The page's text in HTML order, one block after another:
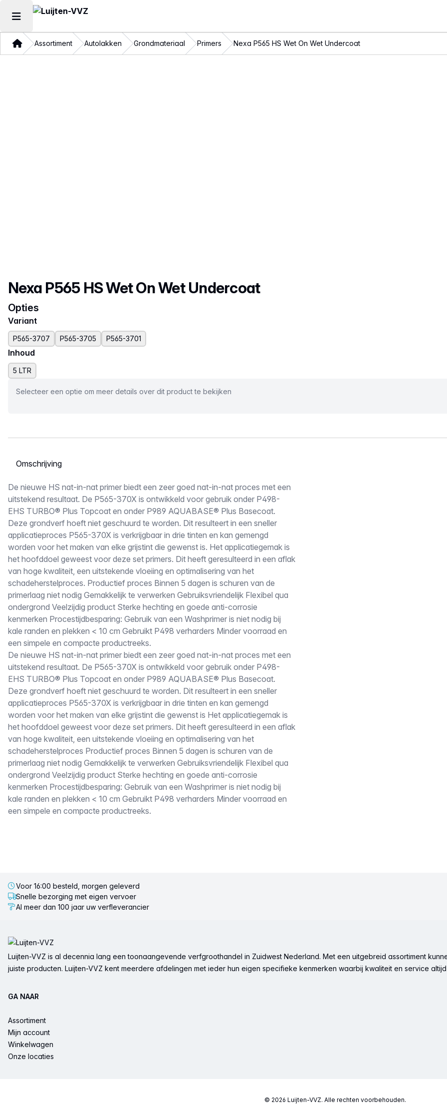
Hoofdmenu openen
ThuisAssortiment Autolakken Grondmateriaal Primers Nexa P565 HS Wet On Wet Undercoat
Productnaam
Nexa P565 HS Wet On Wet Undercoat
Opties
Variant
P565-3707 P565-3705 P565-3701
Inhoud
5 LTR
Selecteer een optie om meer details over dit product te bekijken
Selecteer een tabblad
Omschrijving
De nieuwe HS nat-in-nat primer biedt een zeer goed nat-in-nat proces met een
uitstekend resultaat. De P565-370X is ontwikkeld voor gebruik onder P498-
EHS TURBO® Plus Topcoat en onder P989 AQUABASE® Plus Basecoat.
Deze grondverf hoeft niet geschuurd te worden. Dit resulteert in een sneller
applicatieproces P565-370X is verkrijgbaar in drie tinten en kan gemengd
worden voor het maken van elke grijstint die gewenst is. Het applicatiegemak is
het hoofddoel geweest voor deze set primers. Dit heeft geresulteerd in een aflak
van hoge kwaliteit, een uitstekende vloeiing en optimalisering van het
schadeherstelproces. Productief proces Binnen 5 dagen is schuren van de
primerlaag niet nodig Gemakkelijk te verwerken Gebruiksvriendelijk Flexibel qua
ondergrond Veelzijdig product Sterke hechting en goede anti-corrosie
kenmerken Procestijdbesparing: Gebruik van een Washprimer is niet nodig bij
kale randen en plekken < 10 cm Gebruikt P498 verharders Minder voorraad en
een simpele en compacte productreeks.
De nieuwe HS nat-in-nat primer biedt een zeer goed nat-in-nat proces met een
uitstekend resultaat. De P565-370X is ontwikkeld voor gebruik onder P498-
EHS TURBO® Plus Topcoat en onder P989 AQUABASE® Plus Basecoat.
Deze grondverf hoeft niet geschuurd te worden. Dit resulteert in een sneller
applicatieproces P565-370X is verkrijgbaar in drie tinten en kan gemengd
worden voor het maken van elke grijstint die gewenst is Het applicatiegemak is
het hoofddoel geweest voor deze set primers. Dit heeft geresulteerd in een aflak
van hoge kwaliteit, een uitstekende vloeiing en optimalisering van het
schadeherstelproces Productief proces Binnen 5 dagen is schuren van de
primerlaag niet nodig Gemakkelijk te verwerken Gebruiksvriendelijk Flexibel qua
ondergrond Veelzijdig product Sterke hechting en goede anti-corrosie
kenmerken Procestijdbesparing: Gebruik van een Washprimer is niet nodig bij
kale randen en plekken < 10 cm Gebruikt P498 verharders Minder voorraad en
een simpele en compacte productreeks.
Voor 16:00 besteld, morgen geleverd
Snelle bezorging met eigen vervoer
Al meer dan 100 jaar uw verfleverancier
Luijten-VVZ is al decennia lang een toonaangevende verfgroothandel in Zuidwest Nederland. Met een uitgebreid assortiment
juiste producten. Luijten-VVZ kent meerdere afdelingen met ieder hun eigen specifieke kenmerken waarbij kwaliteit en service
GA NAAR
Assortiment
Mijn account
Winkelwagen
Onze locaties
© 2026 Luijten-VVZ. Alle rechten voorbehouden.